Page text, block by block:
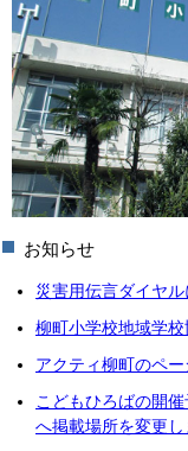
お知らせ
災害用伝言ダイヤ
柳町小学校地域学
アクティ柳町のペ
こどもひろばの開
へ掲載場所を変更し